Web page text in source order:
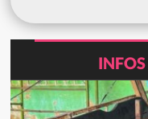
INFOS